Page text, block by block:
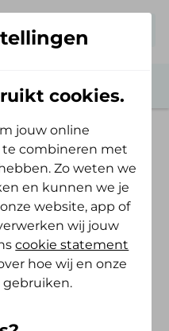
of last van
cookies.
jouw online
te combineren met
Zo weten we
en kunnen we je
website, app of
wij jouw
cookie statement
hoe wij en onze
gebruiken.